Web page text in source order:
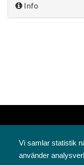
Info
Vi samlar statistik
använder